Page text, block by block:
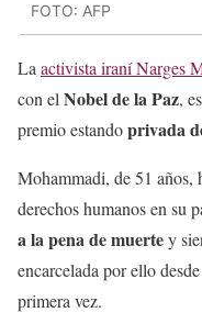
FOTO: AFP
La activista iraní Narges
con el Nobel de la Paz,
premio estandoprivada
Mohammadi, de 51 años,
derechos humanos en su
a la pena de muertey
encarcelada por ello
primera vez.